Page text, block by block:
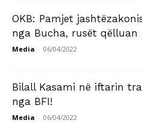
OKB: Pamjet
nga Bucha, rusët qëlluan
Media - 06/04/2022
Bilall Kasami në iftarin
nga BFI!
Media - 06/04/2022